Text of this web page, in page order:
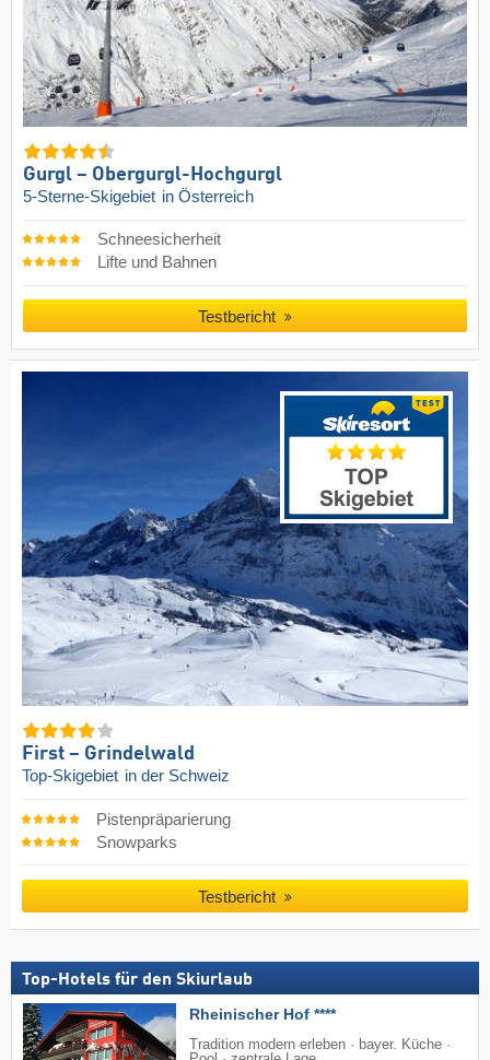
Gurgl – Obergurgl-Hochgurgl
5-Sterne-Skigebiet in Österreich
Schneesicherheit
Lifte und Bahnen
Testbericht
First – Grindelwald
Top-Skigebiet in der Schweiz
Pistenpräparierung
Snowparks
Testbericht
Top-Hotels für den Skiurlaub
Rheinischer Hof ****
Tradition modern erleben · bayer. Küche ·